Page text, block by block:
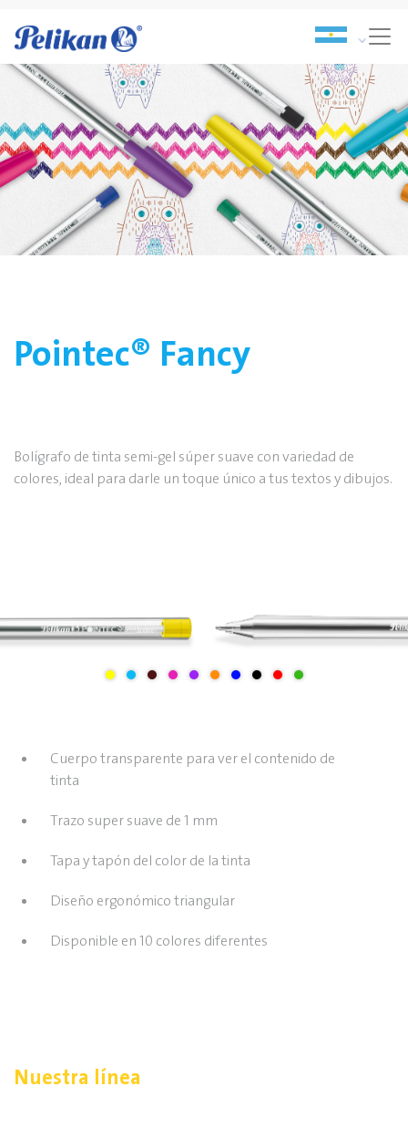
Pointec® Fancy
Bolígrafo de tinta semi-gel súper suave con variedad de
colores, ideal para darle un toque único a tus textos y dibujos.
Cuerpo transparente para ver el contenido de
tinta
Trazo super suave de 1 mm
Tapa y tapón del color de la tinta
Diseño ergonómico triangular
Disponible en 10 colores diferentes
Nuestra línea